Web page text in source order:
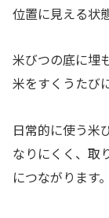
位置に見える状
米びつの底に埋
米をすくうたび
日常的に使う米
なりにくく、取
につながります。